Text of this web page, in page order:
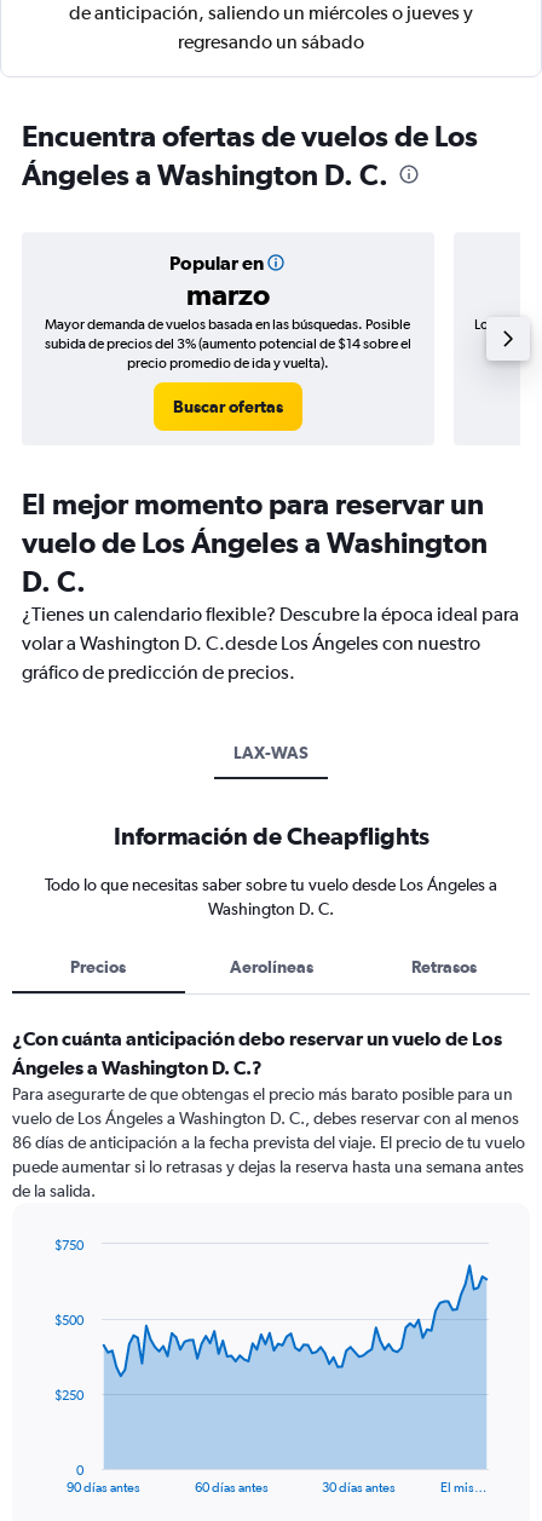
de anticipación, saliendo un miércoles o jueves y
regresando un sábado
Encuentra ofertas de vuelos de Los
Ángeles a Washington D. C.
Popular en
marzo
Mayor demanda de vuelos basada en las búsquedas. Posible
subida de precios del 3% (aumento potencial de $14 sobre el
precio promedio de ida y vuelta).
Buscar ofertas
Los
de
El mejor momento para reservar un
vuelo de Los Ángeles a Washington
D. C.
¿Tienes un calendario flexible? Descubre la época ideal para
volar a Washington D. C.desde Los Ángeles con nuestro
gráfico de predicción de precios.
LAX-WAS
Información de Cheapflights
Todo lo que necesitas saber sobre tu vuelo desde Los Ángeles a
Washington D. C.
Precios Aerolíneas Retrasos
¿Con cuánta anticipación debo reservar un vuelo de Los
Ángeles a Washington D. C.?
Para asegurarte de que obtengas el precio más barato posible para un
vuelo de Los Ángeles a Washington D. C., debes reservar con al menos
86 días de anticipación a la fecha prevista del viaje. El precio de tu vuelo
puede aumentar si lo retrasas y dejas la reserva hasta una semana antes
de la salida.
data
The
90 días antes 60 días antes 30 días antes El mis…
0
$250
$500
$750